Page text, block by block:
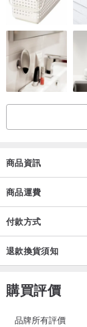
●石頭尺寸：海藍
規則約6~7mm
●配戴尺寸：15.5cm
●內容物：含基本送
請測量淨手圍，不
會再為您調整。
Step1.請準備一條線
Step2.確認手鍊想帶
Step2.將做好記號的
圍大小。
台灣
商品資訊
商品運費
付款方式
退款換貨須知
購買評價
品牌所有評價